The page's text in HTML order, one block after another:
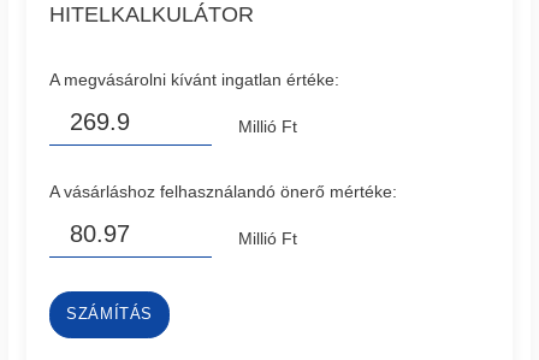
HITELKALKULÁTOR
A megvásárolni kívánt ingatlan értéke:
Millió Ft
A vásárláshoz felhasználandó önerő mértéke:
Millió Ft
SZÁMÍTÁS